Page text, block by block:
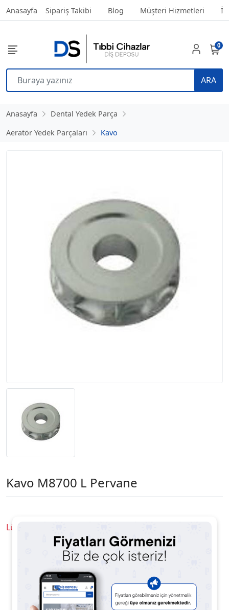
Anasayfa Sipariş Takibi Blog Müşteri Hizmetleri
ARA
0
Anasayfa
Dental Yedek Parça
Aeratör Yedek Parçaları
Kavo
Kavo M8700 L Pervane
Lütfen Fiyat Sorunuz